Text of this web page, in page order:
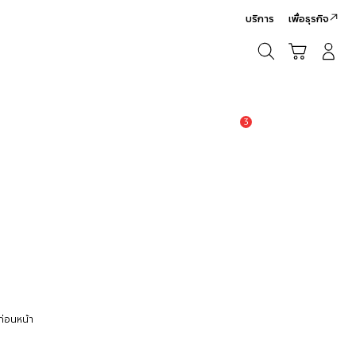
บริการ เพื่อธุรกิจ
3
อนหน้า